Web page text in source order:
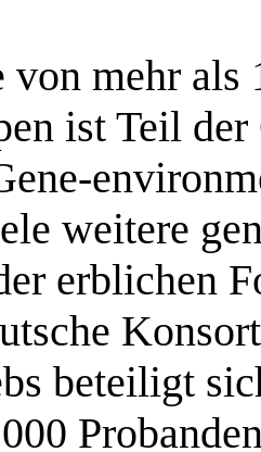
von mehr als
ist Teil
weitere
erblichen
beteiligt